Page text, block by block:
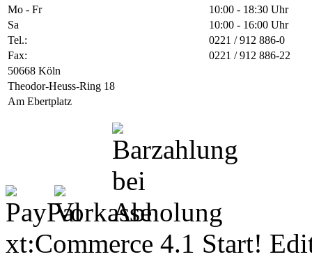
Mo - Fr
10:00 - 18:30 Uhr
Sa
10:00 - 16:00 Uhr
Tel.:
0221 / 912 886-0
Fax:
0221 / 912 886-22
50668 Köln
Theodor-Heuss-Ring 18
Am Ebertplatz
xt:Commerce 4.1 Start!